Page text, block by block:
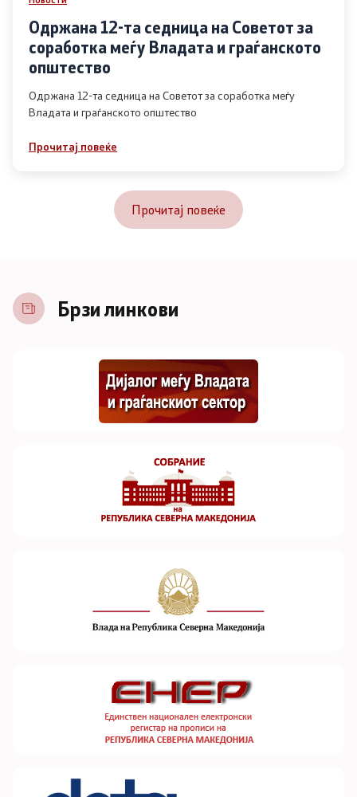
Одржана 12-та седница на Советот за
соработка меѓу Владата и граѓанското
општество
Одржана 12-та седница на Советот за соработка меѓу
Владата и граѓанското општество
Прочитај повеќе
Прочитај повеќе
Брзи линкови